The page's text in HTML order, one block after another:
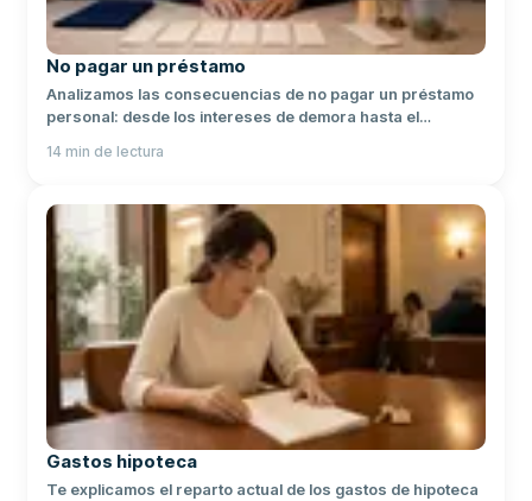
No pagar un préstamo
Analizamos las consecuencias de no pagar un préstamo
personal: desde los intereses de demora hasta el
evitarlo.
14 min de lectura
Gastos hipoteca
Te explicamos el reparto actual de los gastos de hipoteca